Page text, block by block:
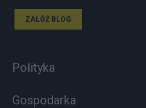
ZAŁÓŻ BLOG
Polityka
Gospodarka